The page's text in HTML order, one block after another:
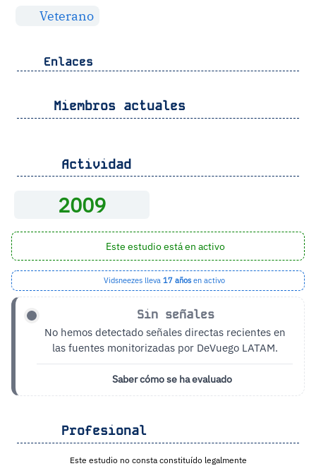
Veterano
Enlaces
Miembros actuales
Actividad
2009
Este estudio está en activo
Vidsneezes lleva 17 añosen activo
Sin señales
No hemos detectado señales directas recientes en
las fuentes monitorizadas por DeVuego LATAM.
Saber cómo se ha evaluado
Profesional
Este estudio no consta constituído legalmente